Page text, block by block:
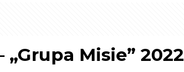
„Grupa Misie” 2022